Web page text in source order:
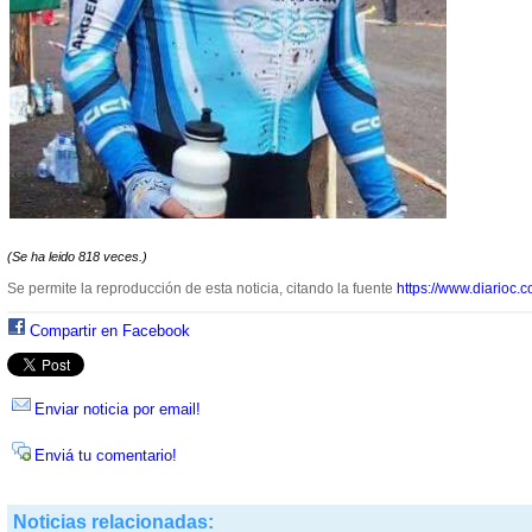
(Se ha leido 818 veces.)
Se permite la reproducción de esta noticia, citando la fuente https://
Compartir en Facebook
Enviar noticia por email!
Enviá tu comentario!
Noticias relacionadas: